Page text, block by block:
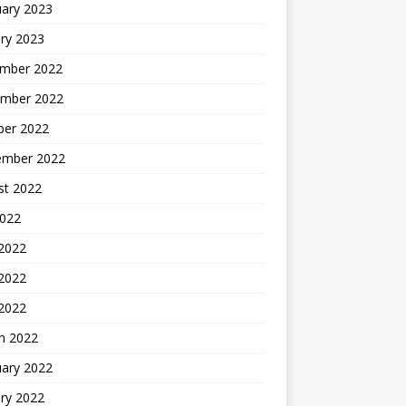
2023
2023
2022
2022
2022
2022
2022
2022
2022
2022